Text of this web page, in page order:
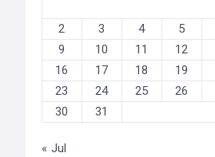
2
3 4 5
9
10 11 12
16
17 18 19
23
24 25 26
30
31
« Jul